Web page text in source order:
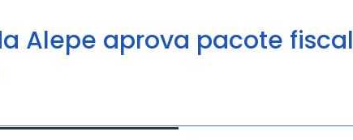
Alepe aprova pacote fiscal